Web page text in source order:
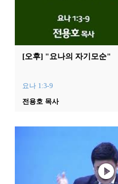
[오후] "요나의 자기모순"
요나 1:3-9
전용호 목사